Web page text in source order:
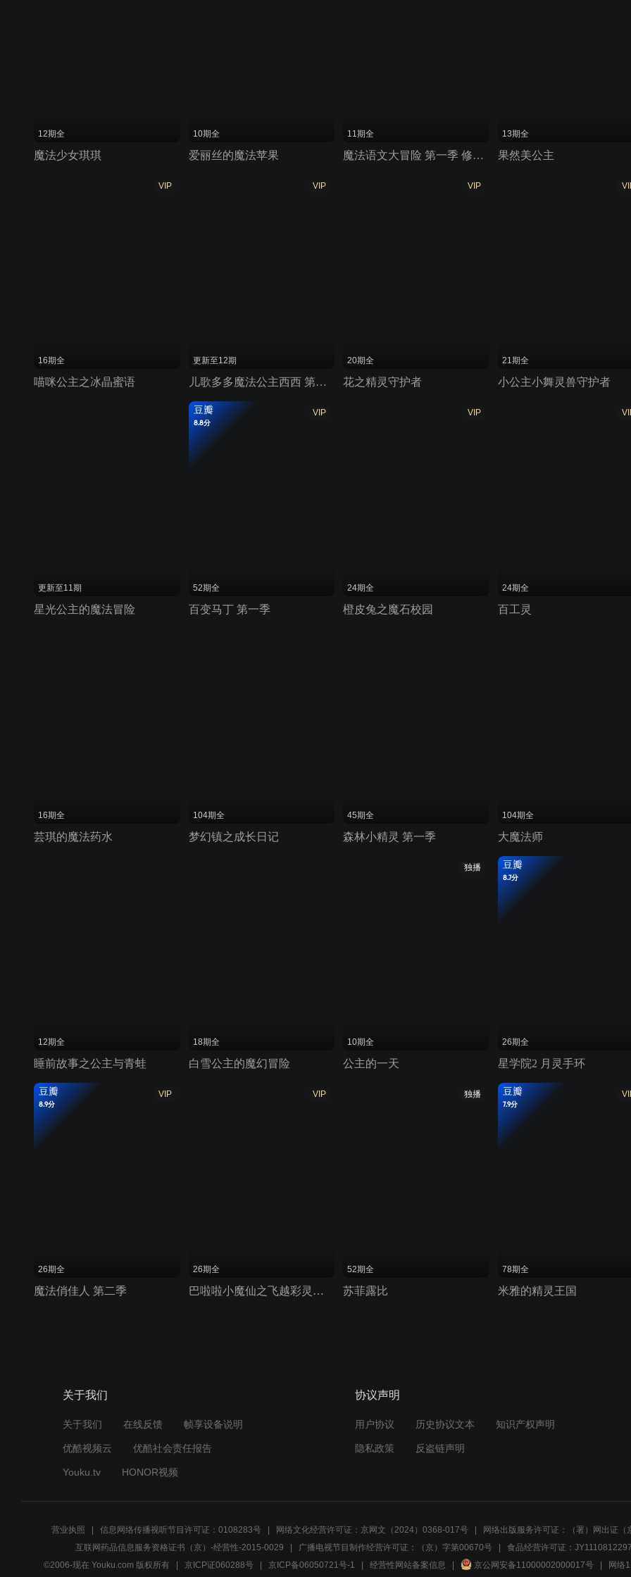
12期全
魔法少女琪琪
10期全
爱丽丝的魔法苹果
11期全
魔法语文大冒险 第一季 修辞魔法
13期全
果然美公主
VIP
16期全
喵咪公主之冰晶蜜语
VIP
更新至12期
儿歌多多魔法公主西西 第三季
VIP
20期全
花之精灵守护者
21期全
小公主小舞灵兽守护者
更新至11期
星光公主的魔法冒险
VIP
豆瓣
8.8分
52期全
百变马丁 第一季
VIP
24期全
橙皮兔之魔石校园
24期全
百工灵
16期全
芸琪的魔法药水
104期全
梦幻镇之成长日记
45期全
森林小精灵 第一季
104期全
大魔法师
12期全
睡前故事之公主与青蛙
18期全
白雪公主的魔幻冒险
独播
10期全
公主的一天
豆瓣
8.7分
26期全
星学院2 月灵手环
VIP
豆瓣
8.9分
26期全
魔法俏佳人 第二季
VIP
26期全
巴啦啦小魔仙之飞越彩灵堡 第二季
独播
52期全
苏菲露比
豆瓣
7.9分
78期全
米雅的精灵王国
关于我们
关于我们 在线反馈 帧享设备说明
优酷视频云 优酷社会责任报告
Youku.tv HONOR视频
协议声明
用户协议 历史协议文本 知识产权声明
隐私政策 反盗链声明
营业执照 信息网络传播视听节目许可证：0108283号 网络文化经营许可证：京网文（2024）0368-017号
网络出版服务许可证：（署）网出证（
互联网药品信息服务资格证书（京）-经营性-2015-0029
广播电视节目制作经营许可证：（京）字第00670号
食品经营许可证：
©2006-现在 Youku.com 版权所有
京ICP证060288号 京ICP备06050721号-1 经营性网站备案信息 京公网安备11000002000017号 网络